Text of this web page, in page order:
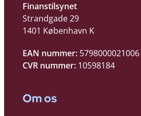
Finanstilsynet
Strandgade 29
1401 København K
EAN nummer: 5798000021006
CVR nummer: 10598184
Om os